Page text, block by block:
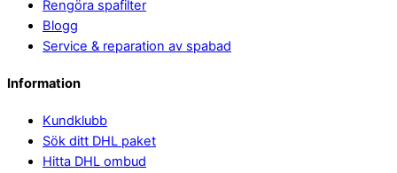
Rengöra spafilter
Blogg
Service & reparation av spabad
Information
Kundklubb
Sök ditt DHL paket
Hitta DHL ombud